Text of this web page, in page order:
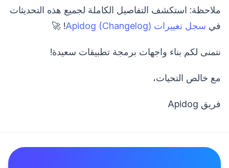
ملاحظة: استكشف التفاصيل الكاملة لجميع هذه التحديثات
في سجل تغييرات Apidog (Changelog) ! 🚀
نتمنى لكم بناء واجهات برمجة تطبيقات سعيدة!
مع خالص التحيات،
فريق Apidog